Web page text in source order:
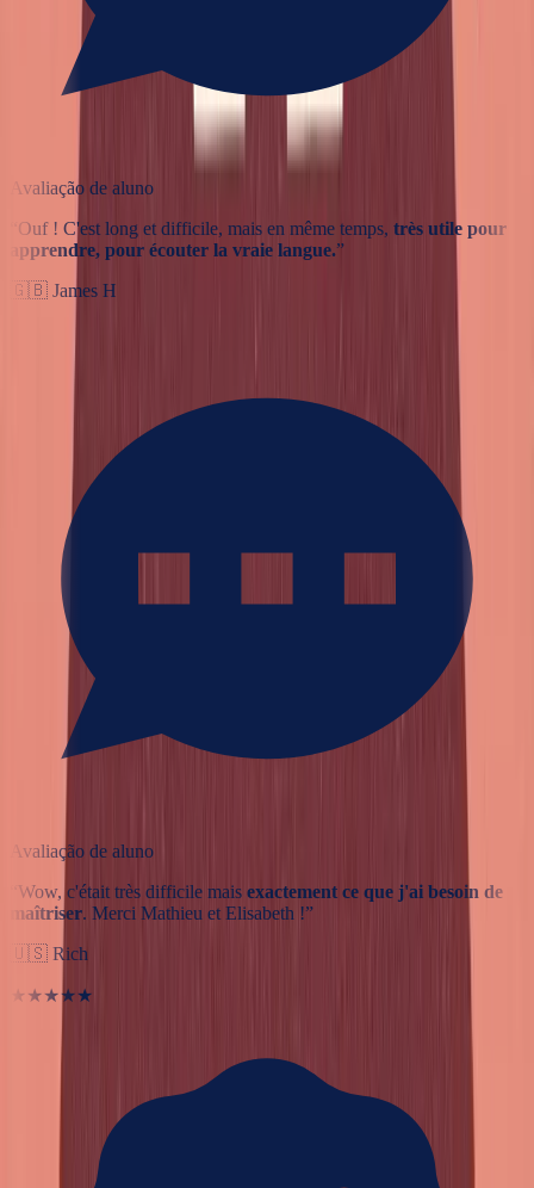
Avaliação de aluno
Ouf ! C'est long et difficile, mais en même temps, très utile pour
apprendre, pour écouter la vraie langue.”
🇬🇧 James H
Avaliação de aluno
Wow, c'était très difficile mais exactement ce que j'ai besoin de
maîtriser. Merci Mathieu et Elisabeth !”
🇺🇸 Rich
★★★★★